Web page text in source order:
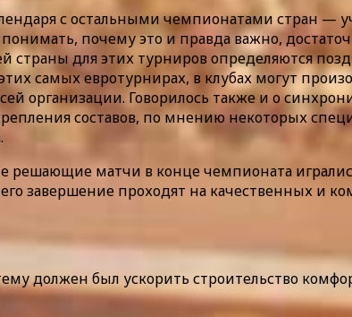
с остальными чемпионатами стран —
почему это и правда важно,
для этих турниров определяются
самых евротурнирах, в клубах могут
организации. Говорилось также и о
составов, по мнению некоторых
матчи в конце чемпионата
завершение проходят на качественных и
должен был ускорить строительство